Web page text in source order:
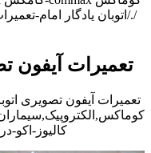
/./اتوبان یادگار امام-
تعمیرات آیفون
تعمیرات آیفون تصویری
کالیوز-اکو-